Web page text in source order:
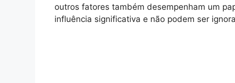
outros fatores também desempenham um
influência significativa e não podem ser